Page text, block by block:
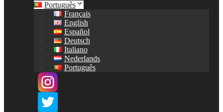
Português
Français
English
Español
Deutsch
Italiano
Nederlands
Português